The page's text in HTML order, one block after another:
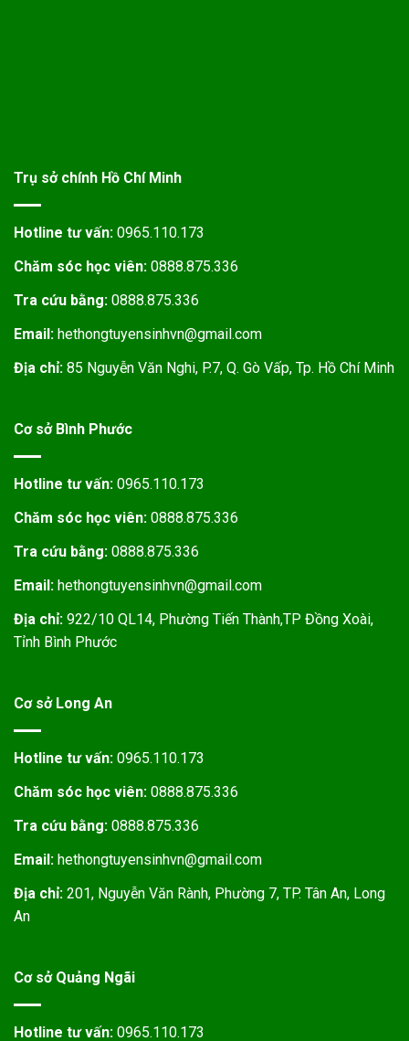
Trụ sở chính Hồ Chí Minh
Hotline tư vấn: 0965.110.173
Chăm sóc học viên: 0888.875.336
Tra cứu bằng: 0888.875.336
Email: hethongtuyensinhvn@gmail.com
Địa chỉ: 85 Nguyễn Văn Nghi, P.7, Q. Gò Vấp, Tp. Hồ Chí Minh
Cơ sở Bình Phước
Hotline tư vấn: 0965.110.173
Chăm sóc học viên: 0888.875.336
Tra cứu bằng: 0888.875.336
Email: hethongtuyensinhvn@gmail.com
Địa chỉ: 922/10 QL14, Phường Tiến Thành,TP Đồng Xoài,
Tỉnh Bình Phước
Cơ sở Long An
Hotline tư vấn: 0965.110.173
Chăm sóc học viên: 0888.875.336
Tra cứu bằng: 0888.875.336
Email: hethongtuyensinhvn@gmail.com
Địa chỉ: 201, Nguyễn Văn Rành, Phường 7, TP. Tân An, Long
An
Cơ sở Quảng Ngãi
Hotline tư vấn: 0965.110.173